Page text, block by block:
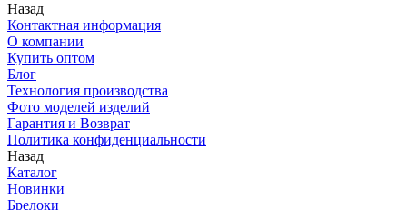
Назад
Контактная информация
О компании
Купить оптом
Блог
Технология производства
Фото моделей изделий
Гарантия и Возврат
Политика конфиденциальности
Назад
Каталог
Новинки
Брелоки